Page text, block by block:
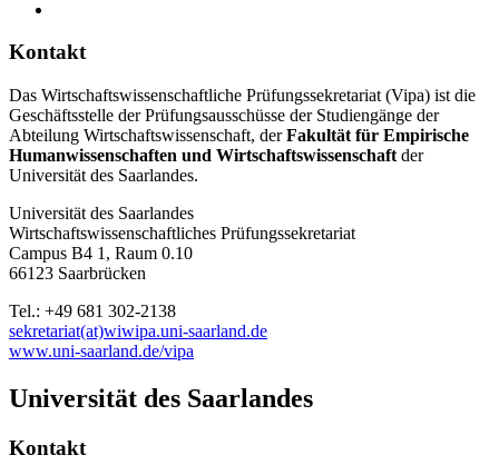
Kontakt
Das Wirtschaftswissenschaftliche Prüfungssekretariat (Vipa) ist die
Geschäftsstelle der Prüfungsausschüsse der Studiengänge der
Abteilung Wirtschaftswissenschaft, derFakultät für Empirische
Humanwissenschaften und Wirtschaftswissenschaft der
Universität des Saarlandes.
Universität des Saarlandes
Wirtschaftswissenschaftliches Prüfungssekretariat
Campus B4 1, Raum 0.10
66123 Saarbrücken
Tel.: +49 681 302-2138
sekretariat(at)wiwipa.uni-saarland.de
www.uni-saarland.de/vipa
Universität des Saarlandes
Kontakt